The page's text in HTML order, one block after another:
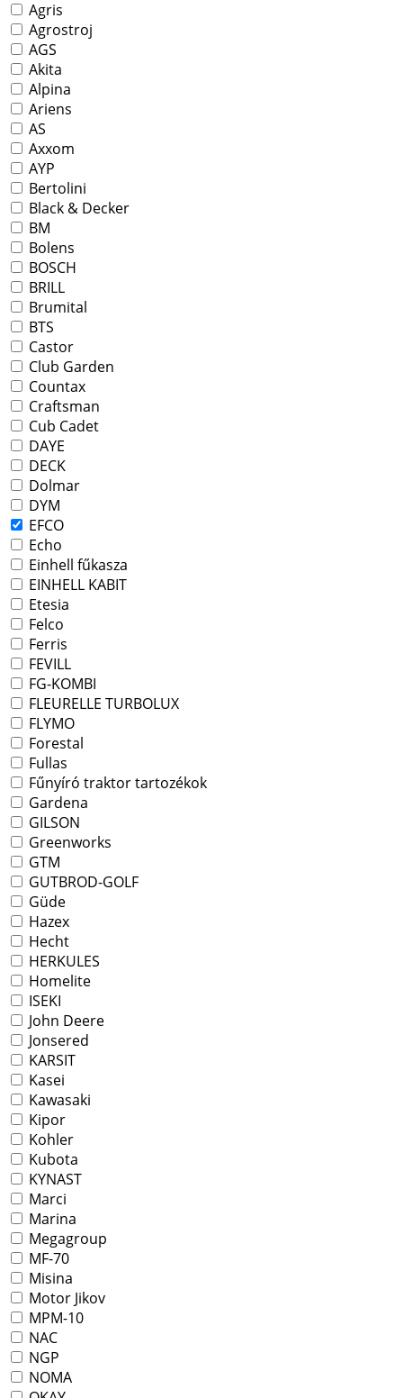
Agris
Agrostroj
AGS
Akita
Alpina
Ariens
AS
Axxom
AYP
Bertolini
Black & Decker
BM
Bolens
BOSCH
BRILL
Brumital
BTS
Castor
Club Garden
Countax
Craftsman
Cub Cadet
DAYE
DECK
Dolmar
DYM
EFCO
Echo
Einhell fűkasza
EINHELL KABIT
Etesia
Felco
Ferris
FEVILL
FG-KOMBI
FLEURELLE TURBOLUX
FLYMO
Forestal
Fullas
Fűnyíró traktor tartozékok
Gardena
GILSON
Greenworks
GTM
GUTBROD-GOLF
Güde
Hazex
Hecht
HERKULES
Homelite
ISEKI
John Deere
Jonsered
KARSIT
Kasei
Kawasaki
Kipor
Kohler
Kubota
KYNAST
Marci
Marina
Megagroup
MF-70
Misina
Motor Jikov
MPM-10
NAC
NGP
NOMA